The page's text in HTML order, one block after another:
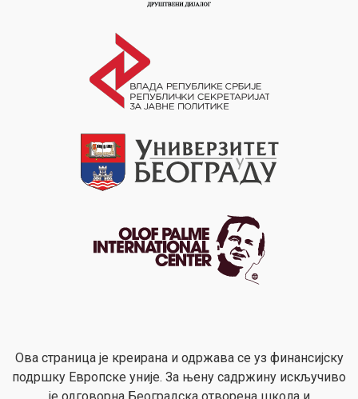
Ова страница је креирана и одржава се уз финансијску
подршку Европске уније. За њену садржину искључиво